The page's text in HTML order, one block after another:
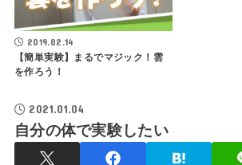
2019.02.14
【簡単実験】まるでマジック！雲
を作ろう！
2021.01.04
自分の体で実験したい